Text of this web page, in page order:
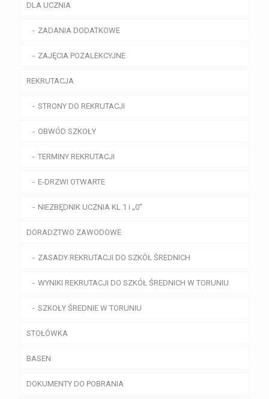
DLA UCZNIA
ZADANIA DODATKOWE
ZAJĘCIA POZALEKCYJNE
REKRUTACJA
STRONY DO REKRUTACJI
OBWÓD SZKOŁY
TERMINY REKRUTACJI
E-DRZWI OTWARTE
NIEZBĘDNIK UCZNIA KL.1 i „0”
DORADZTWO ZAWODOWE
ZASADY REKRUTACJI DO SZKÓŁ ŚREDNICH
WYNIKI REKRUTACJI DO SZKÓŁ ŚREDNICH W TORUNIU
SZKOŁY ŚREDNIE W TORUNIU
STOŁÓWKA
BASEN
DOKUMENTY DO POBRANIA